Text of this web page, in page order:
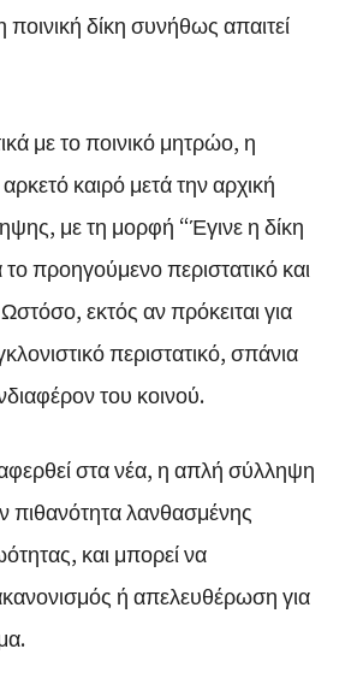
δίκη συνήθως απαιτεί
με το ποινικό μητρώο, η
καιρό μετά την αρχική
με τη μορφή “Έγινε η δίκη
προηγούμενο περιστατικό και
εκτός αν πρόκειται για
περιστατικό, σπάνια
του κοινού.
στα νέα, η απλή σύλληψη
πιθανότητα λανθασμένης
και μπορεί να
ή απελευθέρωση για